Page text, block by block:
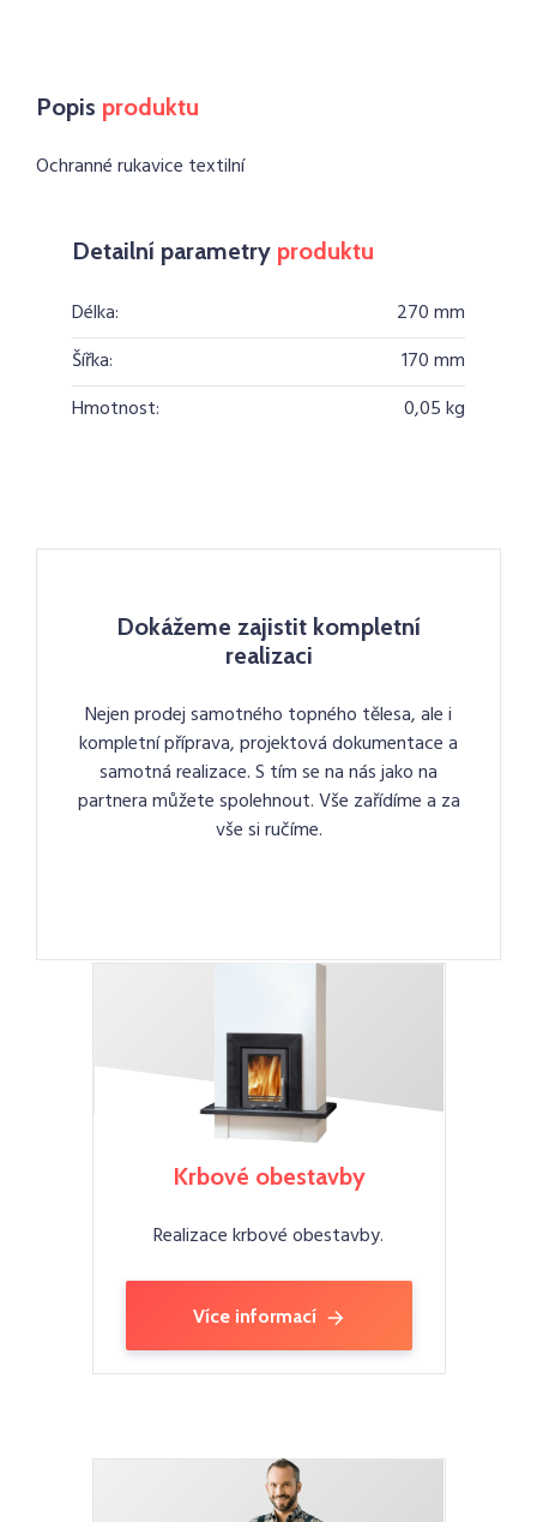
Popis produktu
Ochranné rukavice textilní
Detailní parametry produktu
Délka:
270 mm
Šířka:
170 mm
Hmotnost:
0,05 kg
Dokážeme zajistit kompletní
realizaci
Nejen prodej samotného topného tělesa, ale i
kompletní příprava, projektová dokumentace a
samotná realizace. S tím se na nás jako na
partnera můžete spolehnout. Vše zařídíme a za
vše si ručíme.
Krbové obestavby
Realizace krbové obestavby.
Více informací